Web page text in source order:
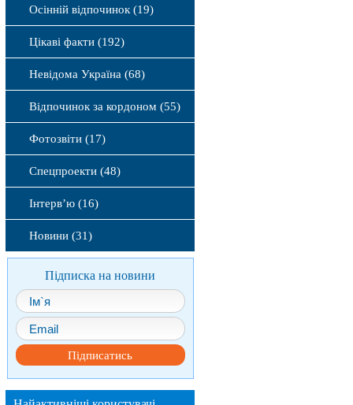
Осінній відпочинок (19)
Цікаві факти (192)
Невідома Україна (68)
Відпочинок за кордоном (55)
Фотозвіти (17)
Спецпроекти (48)
Інтерв’ю (16)
Новини (31)
Підписка на новини
Підписатись